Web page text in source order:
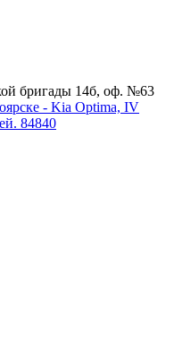
бригады 14б, оф. №63